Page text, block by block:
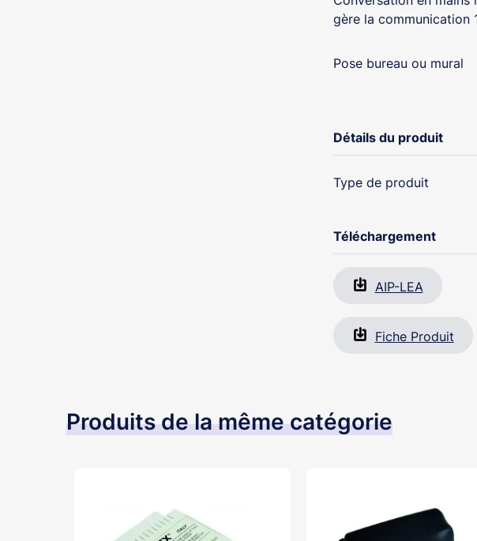
gère la communication
Pose bureau ou mural
Détails du produit
Type de produit
Téléchargement
AIP-LEA
Fiche Produit
Produits de la même catégorie